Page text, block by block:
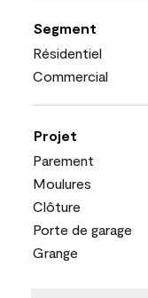
Segment
Résidentiel
Commercial
Projet
Parement
Moulures
Clôture
Porte de garage
Grange